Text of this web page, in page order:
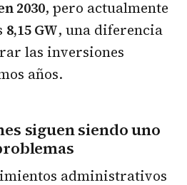
2030, pero actualmente
8,15 GW, una diferencia
las inversiones
años.
siguen siendo uno
administrativos